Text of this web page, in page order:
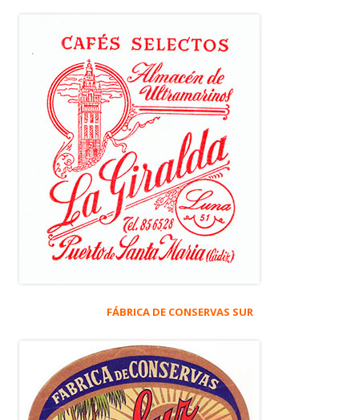
FÁBRICA DE CONSERVAS SUR